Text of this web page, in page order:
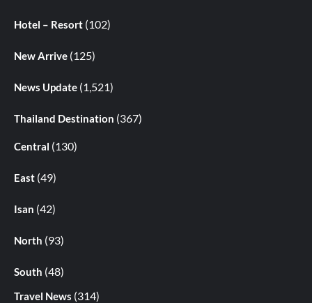
Hotel – Resort (102)
New Arrive (125)
News Update (1,521)
Thailand Destination (367)
Central (130)
East (49)
Isan (42)
North (93)
South (48)
Travel News (314)